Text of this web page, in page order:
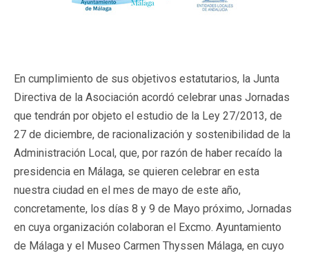
En cumplimiento de sus objetivos estatutarios, la Junta
Directiva de la Asociación acordó celebrar unas Jornadas
que tendrán por objeto el estudio de la Ley 27/2013, de
27 de diciembre, de racionalización y sostenibilidad de la
Administración Local, que, por razón de haber recaído la
presidencia en Málaga, se quieren celebrar en esta
nuestra ciudad en el mes de mayo de este año,
concretamente, los días 8 y 9 de Mayo próximo, Jornadas
en cuya organización colaboran el Excmo. Ayuntamiento
de Málaga y el Museo Carmen Thyssen Málaga, en cuyo